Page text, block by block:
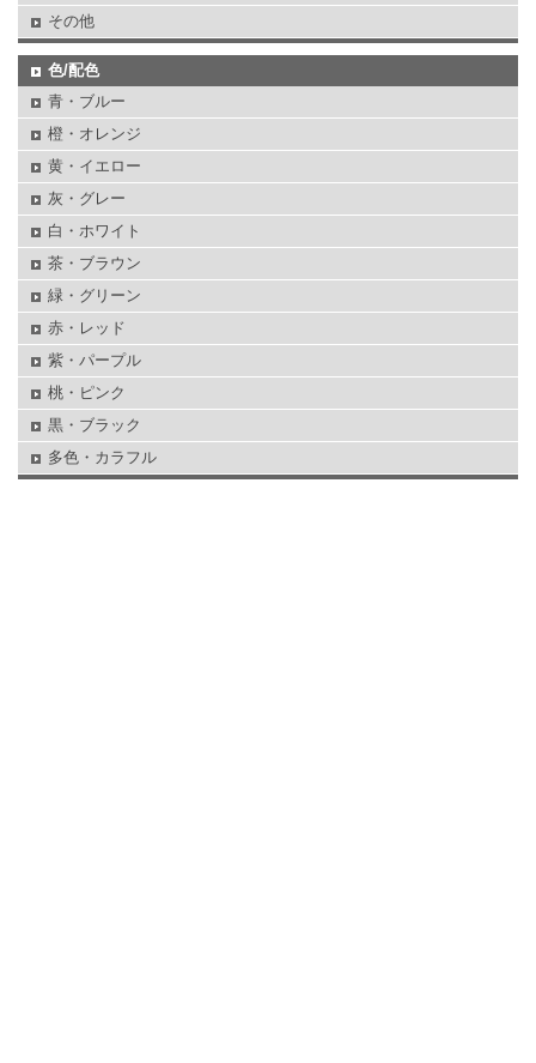
その他
色/配色
青・ブルー
橙・オレンジ
黄・イエロー
灰・グレー
白・ホワイト
茶・ブラウン
緑・グリーン
赤・レッド
紫・パープル
桃・ピンク
黒・ブラック
多色・カラフル